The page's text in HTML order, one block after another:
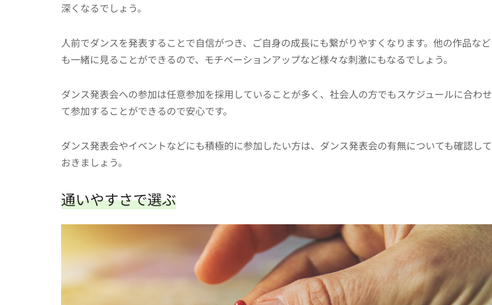
深くなるでしょう。
人前でダンスを発表することで自信がつき、ご自身の成長にも繋がりやすくなります。他の作品など
も一緒に見ることができるので、モチベーションアップなど様々な刺激にもなるでしょう。
ダンス発表会への参加は任意参加を採用していることが多く、社会人の方でもスケジュールに合わせ
て参加することができるので安心です。
ダンス発表会やイベントなどにも積極的に参加したい方は、ダンス発表会の有無についても確認して
おきましょう。
通いやすさで選ぶ